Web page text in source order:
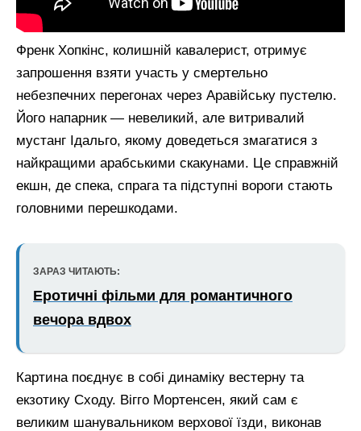
Френк Хопкінс, колишній кавалерист, отримує
запрошення взяти участь у смертельно
небезпечних перегонах через Аравійську пустелю.
Його напарник — невеликий, але витривалий
мустанг Ідальго, якому доведеться змагатися з
найкращими арабськими скакунами. Це справжній
екшн, де спека, спрага та підступні вороги стають
головними перешкодами.
ЗАРАЗ ЧИТАЮТЬ:
Еротичні фільми для романтичного
вечора вдвох
Картина поєднує в собі динаміку вестерну та
екзотику Сходу. Вігго Мортенсен, який сам є
великим шанувальником верхової їзди, виконав